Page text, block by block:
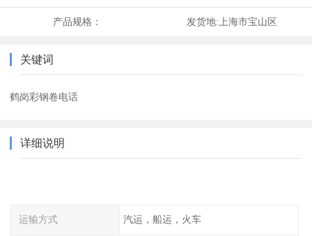
产品规格： 发货地: 上海市宝山区
关键词
鹤岗彩钢卷电话
详细说明
运输方式 汽运，船运，火车